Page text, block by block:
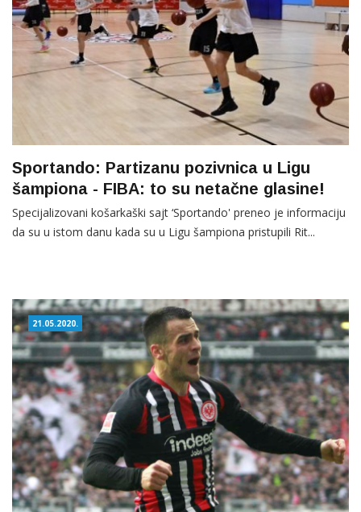
Sportando: Partizanu pozivnica u Ligu
šampiona - FIBA: to su netačne glasine!
Specijalizovani košarkaški sajt ‘Sportando' preneo je informaciju
da su u istom danu kada su u Ligu šampiona pristupili Rit...
21.05.2020.